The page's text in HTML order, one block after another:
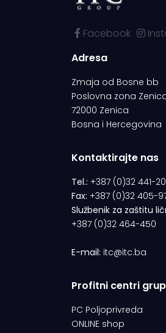
Facebook
Adresa
Zmaja od Bosne bb
Poslovna zona
72000 Zenica
Bosna i Hercegovina
Kontaktirajte nas
Tel.: +387 (0)32 441-
Fax: +387 (0)32 405-
Službenik za zaštitu
+387 (0)32 464-450
E-mail: itc@itc.ba
Profitni centri
PC Poljoprivreda
ONLINE shop